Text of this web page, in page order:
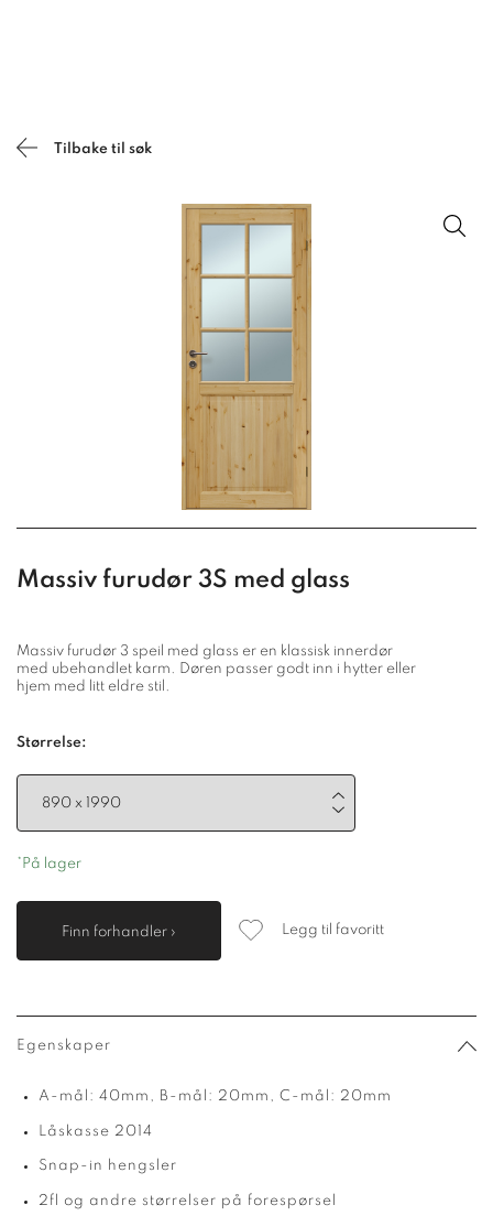
Tilbake til søk
Massiv furudør 3S med glass
Massiv furudør 3 speil med glass er en klassisk innerdør
med ubehandlet karm. Døren passer godt inn i hytter eller
hjem med litt eldre stil.
Størrelse:
*På lager
Finn forhandler › Legg til favoritt
Egenskaper
A-mål: 40mm, B-mål: 20mm, C-mål: 20mm
Låskasse 2014
Snap-in hengsler
2fl og andre størrelser på forespørsel